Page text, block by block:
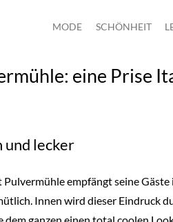
MODE SCHÖNHEIT
eine Prise
und lecker
Pulvermühle empfängt seine
Innen wird dieser Eindruck